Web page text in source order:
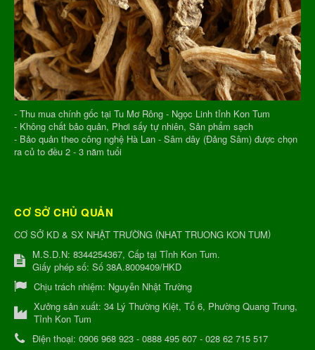
- Thu mua chính gốc tại Tu Mơ Rông - Ngọc Linh tỉnh Kon Tum
- Không chất bảo quản, Phơi sấy tự nhiên, Sản phẩm sạch
- Bảo quản theo công nghệ Hà Lan - Sâm dây (Đảng Sâm) được chọn
ra củ to đều 2 - 3 năm tuổi
CƠ SỞ CHỦ QUẢN
CƠ SỞ KD & SX NHẬT TRƯỜNG (NHAT TRUONG KON TUM)
M.S.D.N: 8344254367, Cấp tại Tỉnh Kon Tum.
Giấy phép số: Số 38A.8009409/HKD
Chịu trách nhiệm: Nguyễn Nhật Trường
Xưởng sản xuất: 34 Lý Thường Kiệt, Tổ 6, Phường Quang Trung,
Tỉnh Kon Tum
Điện thoại: 0906 968 923 - 0888 495 607 - 028 62 715 517